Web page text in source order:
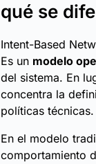
qué se
Intent-Based
Es un modelo
del sistema. En
concentra la
políticas técnicas.
En el modelo
comportamiento